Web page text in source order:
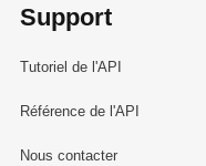
Support
Tutoriel de l'API
Référence de l'API
Nous contacter